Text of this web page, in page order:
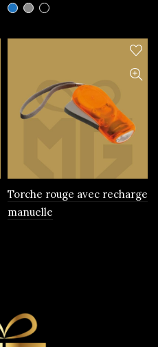
produit
options
peuvent
être
page
du
produit
Torche rouge avec recharge
manuelle